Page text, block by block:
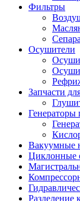
Фильтры
Осушители
Запчасти
Генераторы
Вакуумные
Циклонные
Разделение